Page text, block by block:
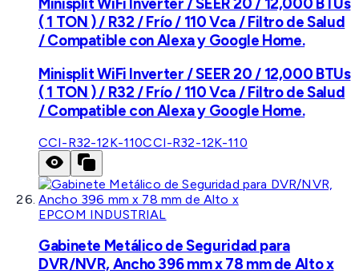
Minisplit WiFi Inverter / SEER 20 / 12,000 BTUs
( 1 TON ) / R32 / Frío / 110 Vca / Filtro de Salud
/ Compatible con Alexa y Google Home.
Minisplit WiFi Inverter / SEER 20 / 12,000 BTUs
( 1 TON ) / R32 / Frío / 110 Vca / Filtro de Salud
/ Compatible con Alexa y Google Home.
CCI-R32-12K-110CCI-R32-12K-110
EPCOM INDUSTRIAL
Gabinete Metálico de Seguridad para
DVR/NVR, Ancho 396 mm x 78 mm de Alto x